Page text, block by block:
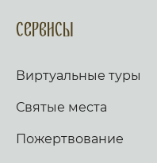
Сервисы
Виртуальные туры
Святые места
Пожертвование